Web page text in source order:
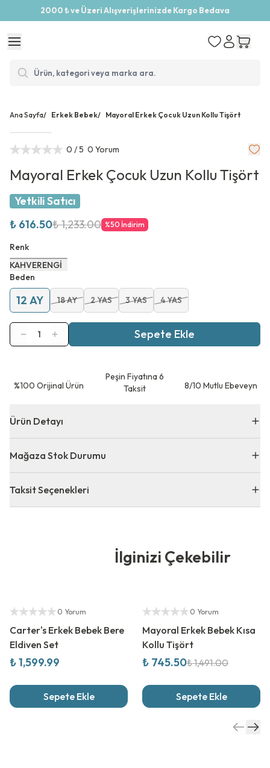
2000 ₺ ve Üzeri Alışverişlerinizde Kargo Bedava
Ana Sayfa/ Erkek Bebek/ Mayoral Erkek Çocuk Uzun Kollu Tişört
0 / 5 0 Yorum
Mayoral Erkek Çocuk Uzun Kollu Tişört
Yetkili Satıcı
₺ 616.50₺ 1,233.00 %50 İndirim
Renk
KAHVERENGİ
Beden
12 AY 18 AY 2 YAS 3 YAS 4 YAS
1 Sepete Ekle
⁠%100 Orijinal Ürün
Peşin Fiyatına 6
Taksit
8/10 Mutlu Ebeveyn
Ürün Detayı
Mağaza Stok Durumu
Taksit Seçenekleri
İlginizi Çekebilir
0 Yorum
Carter's Erkek Bebek Bere
Eldiven Set
₺ 1,599.99
Sepete Ekle
Yetkili Satıcı
0 Yorum
Mayoral Erkek Bebek Kısa
Kollu Tişört
₺ 745.50₺ 1,491.00
Sepete Ekle